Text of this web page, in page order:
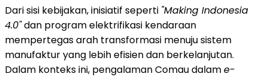
Dari sisi kebijakan, inisiatif seperti "Making Indonesia
4.0"dan program elektrifikasi kendaraan
mempertegas arah transformasi menuju sistem
manufaktur yang lebih efisien dan berkelanjutan.
Dalam konteks ini, pengalaman Comau dalame-